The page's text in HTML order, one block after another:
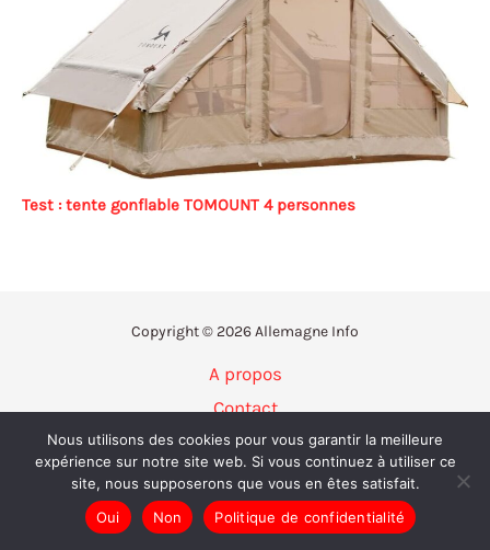
Test : tente gonflable TOMOUNT 4 personnes
Copyright © 2026 Allemagne Info
A propos
Contact
Politique de confidentialité
Mentions légales
Plan du site
Nous utilisons des cookies pour vous garantir la meilleure
expérience sur notre site web. Si vous continuez à utiliser ce
site, nous supposerons que vous en êtes satisfait.
Oui
Non Politique de confidentialité